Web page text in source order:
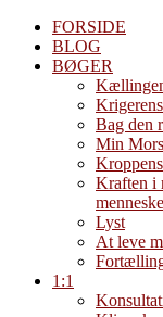
FORSIDE
BLOG
BØGER
Bag den
Min
Kraften i
Lyst
At leve
1:1